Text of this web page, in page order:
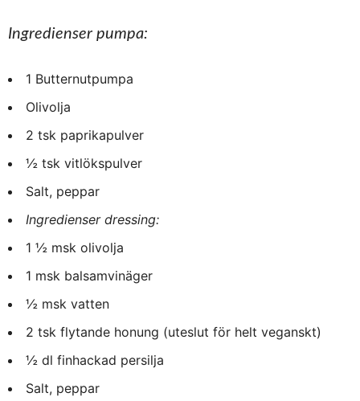
Ingredienser pumpa:
1 Butternutpumpa
Olivolja
2 tsk paprikapulver
½ tsk vitlökspulver
Salt, peppar
Ingredienser dressing:
1 ½ msk olivolja
1 msk balsamvinäger
½ msk vatten
2 tsk flytande honung (uteslut för helt veganskt)
½ dl finhackad persilja
Salt, peppar